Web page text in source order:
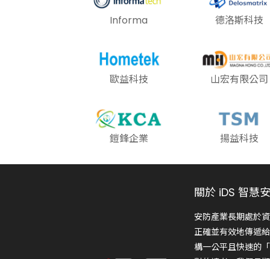
Informa 德洛斯科技
歐益科技 山宏有限公司
鎧鋒企業 揚益科技
關於 iDS 智慧
安防產業長期處於
正確並有效地傳遞
構一公平且快速的